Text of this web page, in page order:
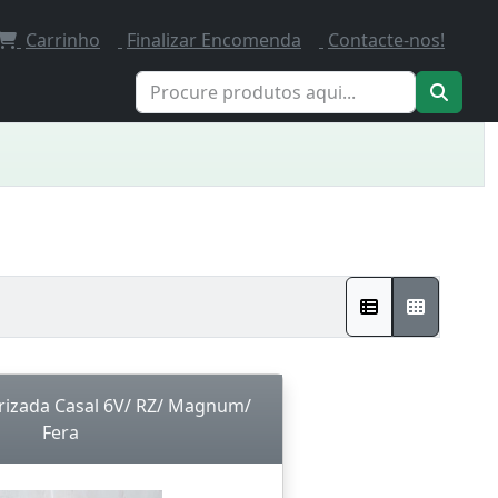
Carrinho Finalizar Encomenda Contacte-nos!
Casal 6V/ RZ/ Magnum/
Fera